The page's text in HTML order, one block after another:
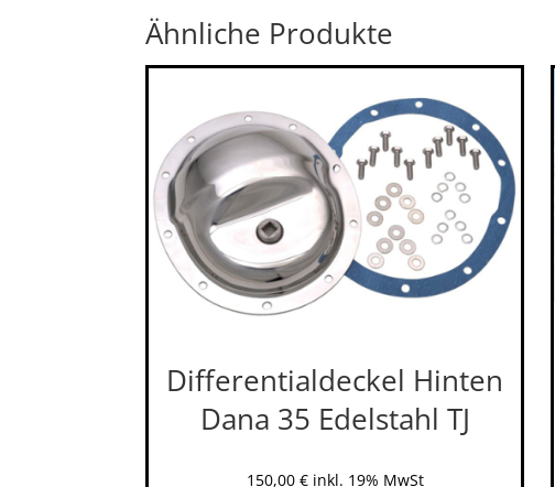
Ähnliche Produkte
Differentialdeckel Hinten
Dana 35 Edelstahl TJ
150,00 € inkl. 19% MwSt